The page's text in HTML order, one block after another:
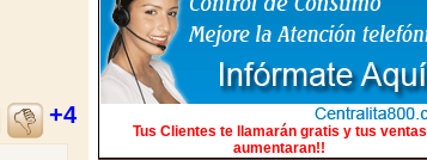
+4
Tus Clientes te llamarán gratis y tus ventas
aumentaran!!